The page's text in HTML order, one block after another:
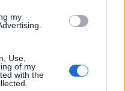
my
Use,
of my
with the
CLASSICA